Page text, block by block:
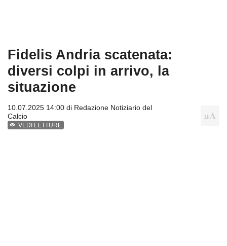
Fidelis Andria scatenata:
diversi colpi in arrivo, la
situazione
10.07.2025 14:00 di Redazione Notiziario del
Calcio
VEDI LETTURE